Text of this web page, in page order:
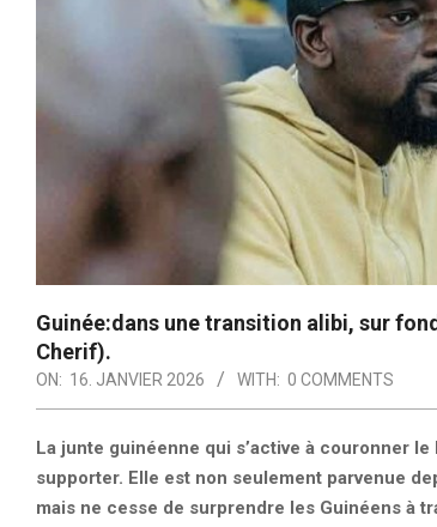
Guinée:dans une transition alibi, sur
Cherif).
ON: 16. JANVIER 2026 WITH: 0 COMMENTS
La junte guinéenne qui s’active à couronner
supporter. Elle est non seulement parvenue
mais ne cesse de surprendre les Guinéens à